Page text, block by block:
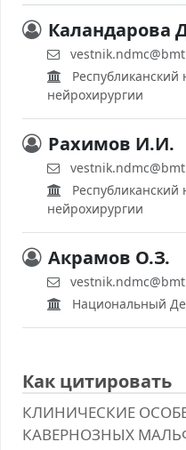
Каландарова
нейрохирургии
Рахимов И.И.
нейрохирургии
Акрамов О.З.
Национальный
Как цитировать
КЛИНИЧЕСКИЕ
КАВЕРНОЗНЫХ